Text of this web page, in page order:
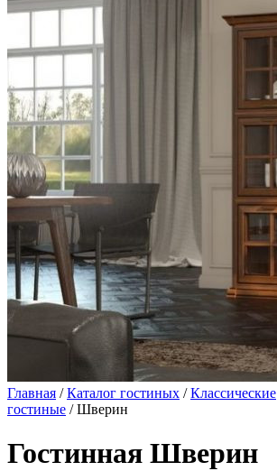
Главная /Каталог гостиных /Классические
гостиные / Шверин
Гостинная Шверин